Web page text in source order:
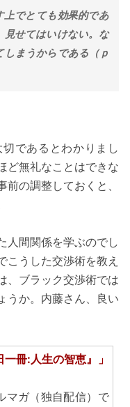
でとても効果的であ
見せてはいけない。な
しまうからである（ｐ
であるとわかりまし
ど無礼なことはできな
の調整しておくと、
人間関係を学ぶのでし
こうした交渉術を教え
、ブラック交渉術では
うか。内藤さん、良い
冊:人生の智恵』」
マガ（独自配信）で